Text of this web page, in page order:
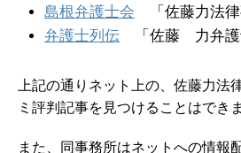
島根弁護士会 「佐藤力法律
弁護士列伝 「佐藤 力弁護
上記の通りネット上の、佐藤力法
ミ評判記事を見つけることはでき
また、同事務所はネットへの情報